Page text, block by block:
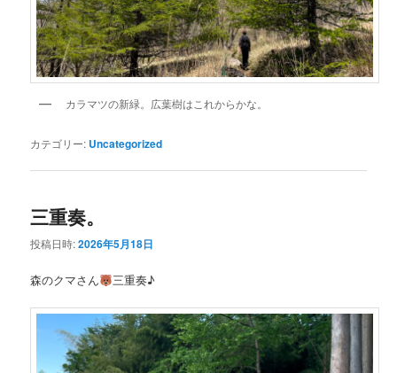
カラマツの新緑。広葉樹はこれからかな。
カテゴリー: Uncategorized
三重奏。
投稿日時:2026年5月18日
森のクマさん 三重奏♪